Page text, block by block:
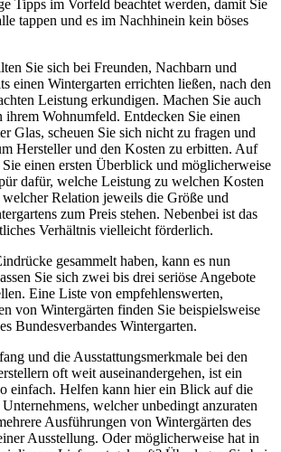
Tipps im Vorfeld beachtet werden, damit Sie
tappen und es im Nachhinein kein böses
Sie sich bei Freunden, Nachbarn und
einen Wintergarten errichten ließen, nach den
Leistung erkundigen. Machen Sie auch
ihrem Wohnumfeld. Entdecken Sie einen
Glas, scheuen Sie sich nicht zu fragen und
Hersteller und den Kosten zu erbitten. Auf
Sie einen ersten Überblick und möglicherweise
dafür, welche Leistung zu welchen Kosten
Relation jeweils die Größe und
zum Preis stehen. Nebenbei ist das
Verhältnis vielleicht förderlich.
gesammelt haben, kann es nun
Sie sich zwei bis drei seriöse Angebote
Eine Liste von empfehlenswerten,
von Wintergärten finden Sie beispielsweise
Bundesverbandes Wintergarten.
und die Ausstattungsmerkmale bei den
oft weit auseinandergehen, ist ein
einfach. Helfen kann hier ein Blick auf die
welcher unbedingt anzuraten
Ausführungen von Wintergärten des
Ausstellung. Oder möglicherweise hat in